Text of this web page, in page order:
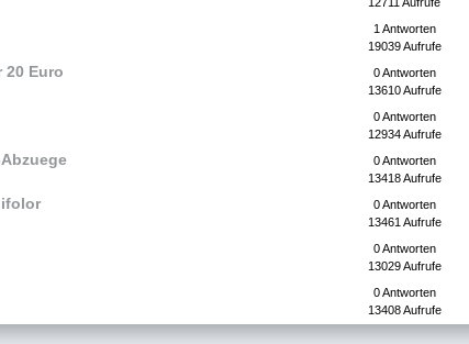
1 Antworten
19039 Aufrufe
20 Euro
0 Antworten
13610 Aufrufe
0 Antworten
12934 Aufrufe
0 Antworten
13418 Aufrufe
ifolor
0 Antworten
13461 Aufrufe
0 Antworten
13029 Aufrufe
0 Antworten
13408 Aufrufe